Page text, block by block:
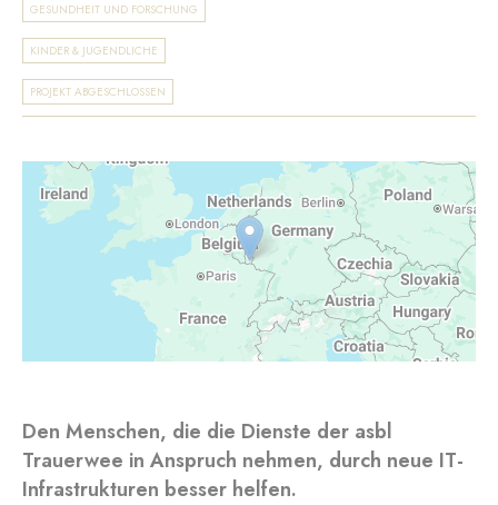
GESUNDHEIT UND FORSCHUNG
KINDER & JUGENDLICHE
PROJEKT ABGESCHLOSSEN
Den Menschen, die die Dienste der asbl
Trauerwee in Anspruch nehmen, durch neue IT-
Infrastrukturen besser helfen.